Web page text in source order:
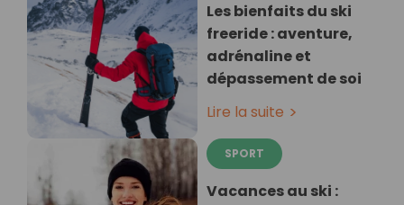
Les bienfaits du ski
freeride : aventure,
adrénaline et
dépassement de soi
Lire la suite
SPORT
Vacances au ski :